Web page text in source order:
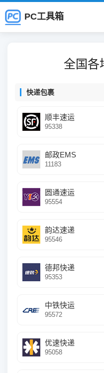
PC工具箱
全国各
快递包裹
顺丰速运
95338
邮政EMS
11183
圆通速运
95554
韵达速递
95546
德邦快递
95353
中铁快运
95572
优速快递
95058